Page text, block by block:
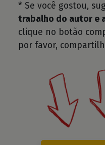
* Se você gostou,
trabalho do autor e
clique no botão
por favor,